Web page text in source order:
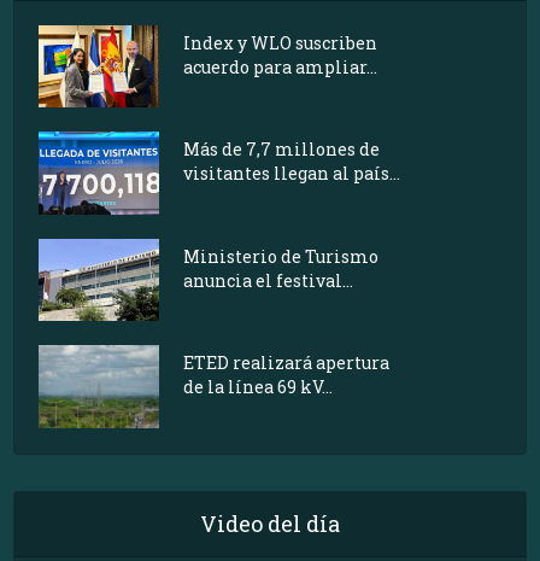
Index y WLO suscriben
acuerdo para ampliar...
Más de 7,7 millones de
visitantes llegan al país...
Ministerio de Turismo
anuncia el festival...
ETED realizará apertura
de la línea 69 kV...
Video del día